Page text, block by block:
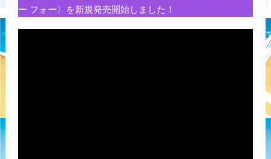
ー フォー〉を新規発売開始しました！